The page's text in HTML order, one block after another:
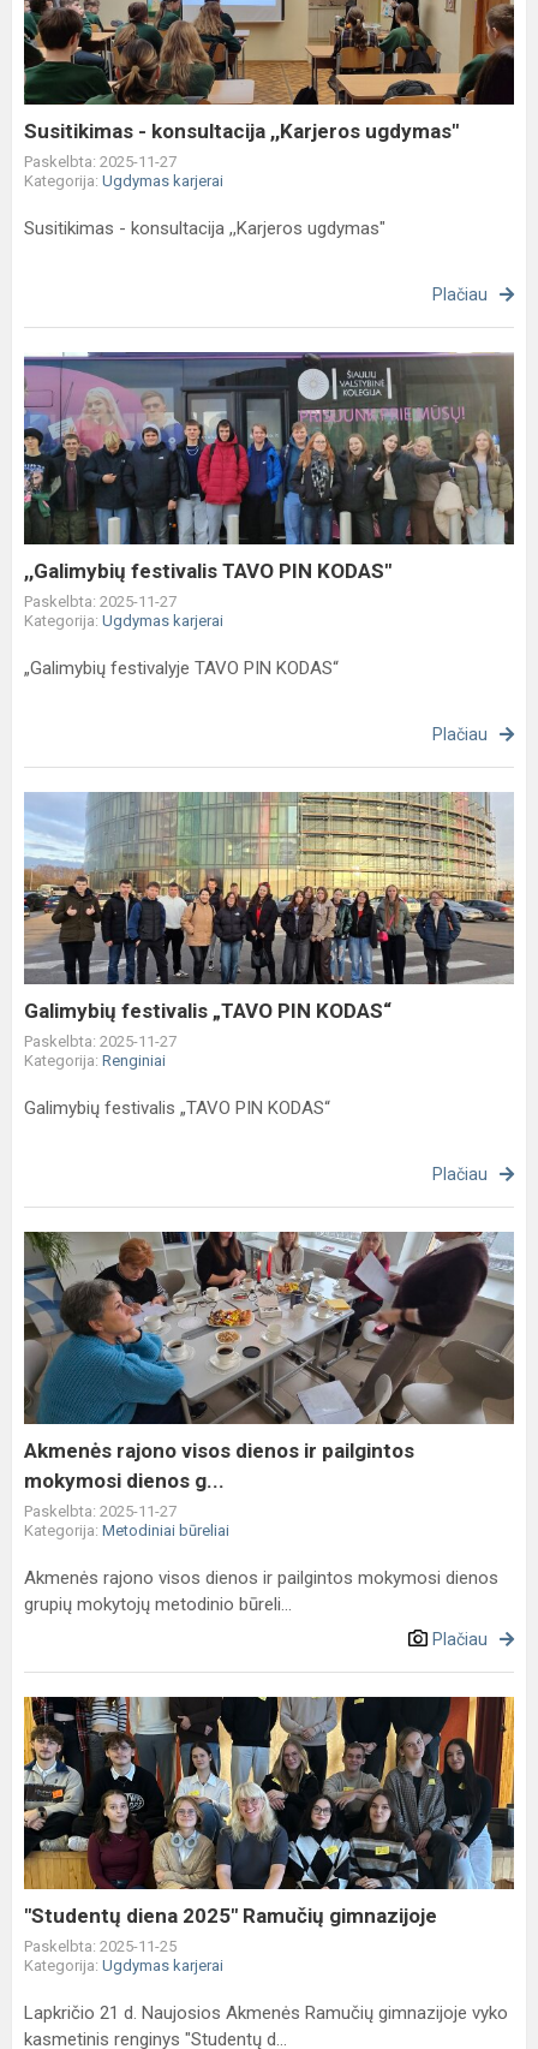
,,Karjeros
ugdymas"
Susitikimas - konsultacija ,,Karjeros ugdymas"
Paskelbta: 2025-11-27
Kategorija: Ugdymas karjerai
Susitikimas - konsultacija ,,Karjeros ugdymas"
Plačiau
,,Galimybių
festivalis
TAVO
PIN
KODAS"
,,Galimybių festivalis TAVO PIN KODAS"
Paskelbta: 2025-11-27
Kategorija: Ugdymas karjerai
„Galimybių festivalyje TAVO PIN KODAS“
Plačiau
Galimybių
festivalis
„TAVO
PIN
KODAS“
Galimybių festivalis „TAVO PIN KODAS“
Paskelbta: 2025-11-27
Kategorija: Renginiai
Galimybių festivalis „TAVO PIN KODAS“
Plačiau
Akmenės
rajono
visos
dienos
ir
pailgintos
mokymosi
dienos
g...
Akmenės rajono visos dienos ir pailgintos
mokymosi dienos g...
Paskelbta: 2025-11-27
Kategorija: Metodiniai būreliai
Akmenės rajono visos dienos ir pailgintos mokymosi dienos
grupių mokytojų metodinio būreli...
Plačiau
"Studentų
diena
2025"
Ramučių
gimnazijoje
"Studentų diena 2025" Ramučių gimnazijoje
Paskelbta: 2025-11-25
Kategorija: Ugdymas karjerai
Lapkričio 21 d. Naujosios Akmenės Ramučių gimnazijoje vyko
kasmetinis renginys "Studentų d...